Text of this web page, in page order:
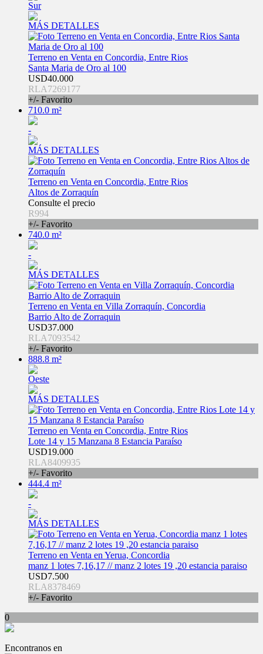
Sur
MÁS DETALLES
Terreno en Venta en Concordia, Entre Rios
Santa Maria de Oro al 100
USD40.000
RLA7269177
+/- Favorito
710.0 m²
-
MÁS DETALLES
Terreno en Venta en Concordia, Entre Rios
Altos de Zorraquín
Consulte el precio
R994
+/- Favorito
740.0 m²
-
MÁS DETALLES
Terreno en Venta en Villa Zorraquín, Concordia
Barrio Alto de Zorraquin
USD37.000
RLA7093542
+/- Favorito
888.8 m²
Oeste
MÁS DETALLES
Terreno en Venta en Concordia, Entre Rios
Lote 14 y 15 Manzana 8 Estancia Paraíso
USD19.000
RLA8409935
+/- Favorito
444.4 m²
-
MÁS DETALLES
Terreno en Venta en Yerua, Concordia
manz 1 lotes 7,16,17 // manz 2 lotes 19 ,20 estancia paraiso
USD7.500
RLA8378469
+/- Favorito
0
Encontranos en